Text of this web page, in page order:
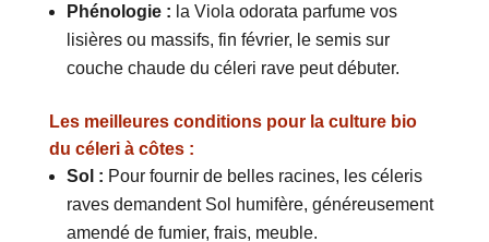
Phénologie : la Viola odorata parfume vos
lisières ou massifs, fin février, le semis sur
couche chaude du céleri rave peut débuter.
Les meilleures conditions pour la culture bio
du céleri à côtes :
Sol : Pour fournir de belles racines, les céleris
raves demandent Sol humifère, généreusement
amendé de fumier, frais, meuble.